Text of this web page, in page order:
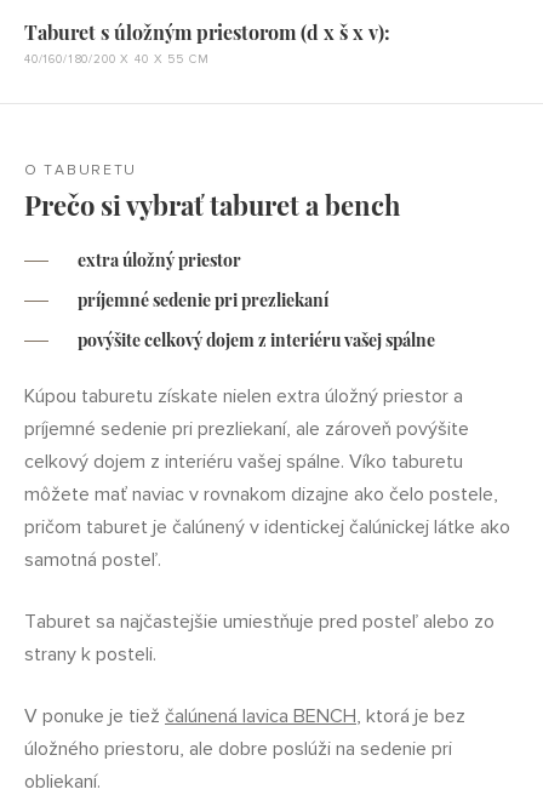
40/160/180/200 X 40 X 55 CM
Taburet s úložným priestorom (d x š x v):
O TABURETU
Prečo si vybrať taburet a bench
extra úložný priestor
príjemné sedenie pri prezliekaní
povýšite celkový dojem z interiéru vašej spálne
Kúpou taburetu získate nielen extra úložný priestor a
príjemné sedenie pri prezliekaní, ale zároveň povýšite
celkový dojem z interiéru vašej spálne. Víko taburetu
môžete mať naviac v rovnakom dizajne ako čelo postele,
pričom taburet je čalúnený v identickej čalúnickej látke ako
samotná posteľ.
Taburet sa najčastejšie umiestňuje pred posteľ alebo zo
strany k posteli.
V ponuke je tiež čalúnená lavica BENCH, ktorá je bez
úložného priestoru, ale dobre poslúži na sedenie pri
obliekaní.